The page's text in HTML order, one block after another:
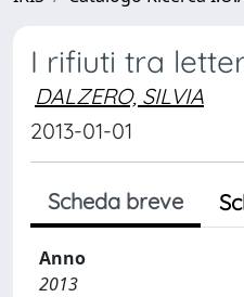
I rifiuti tra
DALZERO, SILVIA
2013-01-01
Scheda breve
Anno
2013